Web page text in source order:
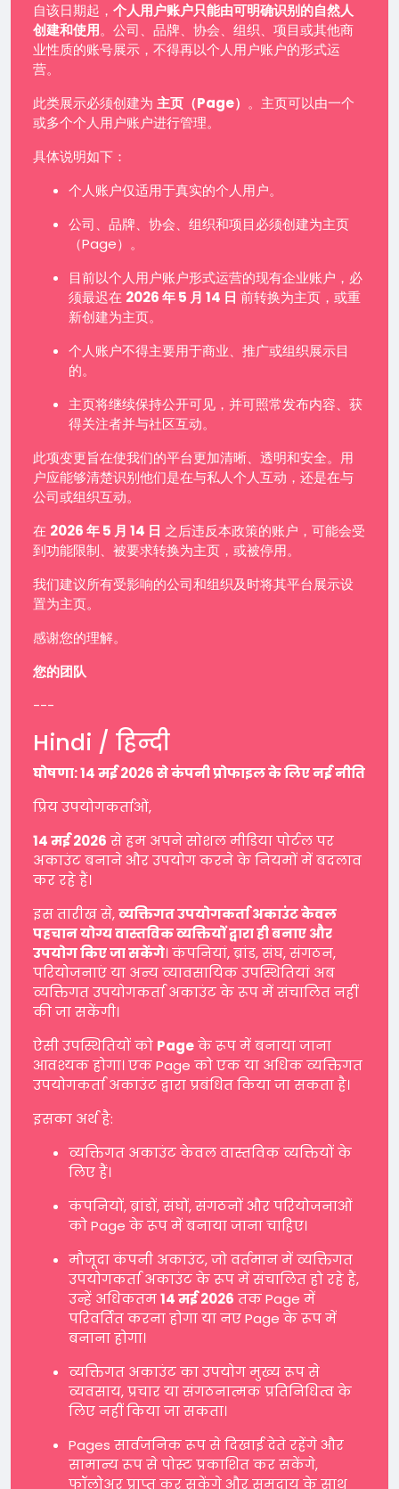
自该日期起， 个人用户账户只能由可明确识别的自然人
创建和使用。公司、品牌、协会、组织、项目或其他商
业性质的账号展示，不得再以个人用户账户的形式运
营。
此类展示必须创建为 主页（Page） 。主页可以由一个
或多个个人用户账户进行管理。
具体说明如下：
个人账户仅适用于真实的个人用户。
公司、品牌、协会、组织和项目必须创建为主页
（Page）。
目前以个人用户账户形式运营的现有企业账户，必
须最迟在 2026 年 5 月 14 日 前转换为主页，或重
新创建为主页。
个人账户不得主要用于商业、推广或组织展示目
的。
主页将继续保持公开可见，并可照常发布内容、获
得关注者并与社区互动。
此项变更旨在使我们的平台更加清晰、透明和安全。用
户应能够清楚识别他们是在与私人个人互动，还是在与
公司或组织互动。
在 2026 年 5 月 14 日 之后违反本政策的账户，可能会受
到功能限制、被要求转换为主页，或被停用。
我们建议所有受影响的公司和组织及时将其平台展示设
置为主页。
感谢您的理解。
您的团队
---
Hindi / हिन्दी
घोषणा: 14 मई 2026 से कंपनी प्रोफाइल के लिए नई नीति
प्रिय उपयोगकर्ताओं,
14 मई 2026 से हम अपने सोशल मीडिया पोर्टल पर
अकाउंट बनाने और उपयोग करने के नियमों में बदलाव
कर रहे हैं।
इस तारीख से,व्यक्तिगत उपयोगकर्ता अकाउंट केवल
पहचान योग्य वास्तविक व्यक्तियों द्वारा ही बनाए और
उपयोग किए जा सकेंगे। कंपनियां, ब्रांड, संघ, संगठन,
परियोजनाएं या अन्य व्यावसायिक उपस्थितियां अब
व्यक्तिगत उपयोगकर्ता अकाउंट के रूप में संचालित नहीं
की जा सकेंगी।
ऐसी उपस्थितियों को Pageके रूप में बनाया जाना
आवश्यक होगा। एक Page को एक या अधिक व्यक्तिगत
उपयोगकर्ता अकाउंट द्वारा प्रबंधित किया जा सकता है।
इसका अर्थ है:
व्यक्तिगत अकाउंट केवल वास्तविक व्यक्तियों के
लिए हैं।
कंपनियों, ब्रांडों, संघों, संगठनों और परियोजनाओं
को Page के रूप में बनाया जाना चाहिए।
मौजूदा कंपनी अकाउंट, जो वर्तमान में व्यक्तिगत
उपयोगकर्ता अकाउंट के रूप में संचालित हो रहे हैं,
उन्हें अधिकतम14 मई 2026 तक Page में
परिवर्तित करना होगा या नए Page के रूप में
बनाना होगा।
व्यक्तिगत अकाउंट का उपयोग मुख्य रूप से
व्यवसाय, प्रचार या संगठनात्मक प्रतिनिधित्व के
लिए नहीं किया जा सकता।
Pages सार्वजनिक रूप से दिखाई देते रहेंगे और
सामान्य रूप से पोस्ट प्रकाशित कर सकेंगे,
फॉलोअर प्राप्त कर सकेंगे और समुदाय के साथ